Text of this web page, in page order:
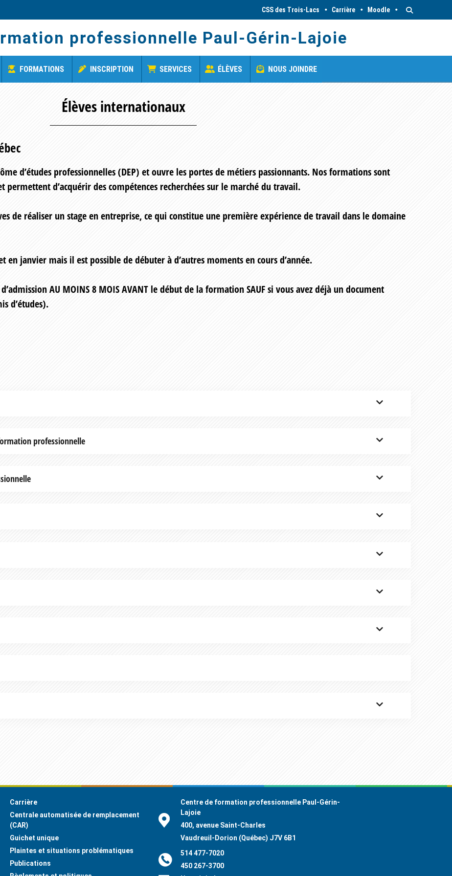
CSS des Trois-Lacs Carrière Moodle
professionnelle Paul-Gérin-Lajoie
FORMATIONS INSCRIPTION SERVICES ÉLÈVES NOUS JOINDRE
Élèves internationaux
d’études professionnelles (DEP) et ouvre les portes de métiers passionnants. Nos formations sont
permettent d’acquérir des compétences recherchées sur le marché du travail.
de réaliser un stage en entreprise, ce qui constitue une première expérience de travail dans le domaine
janvier mais il est possible de débuter à d’autres moments en cours d’année.
AU MOINS 8 MOIS AVANT le début de la formation SAUF si vous avez déjà un document
d’études).
professionnelle
Carrière
Centrale automatisée de remplacement
(CAR)
Guichet unique
Plaintes et situations problématiques
Publications
Centre de formation professionnelle Paul-Gérin-
Lajoie
400, avenue Saint-Charles
Vaudreuil-Dorion (Québec) J7V 6B1
514 477-7020
450 267-3700